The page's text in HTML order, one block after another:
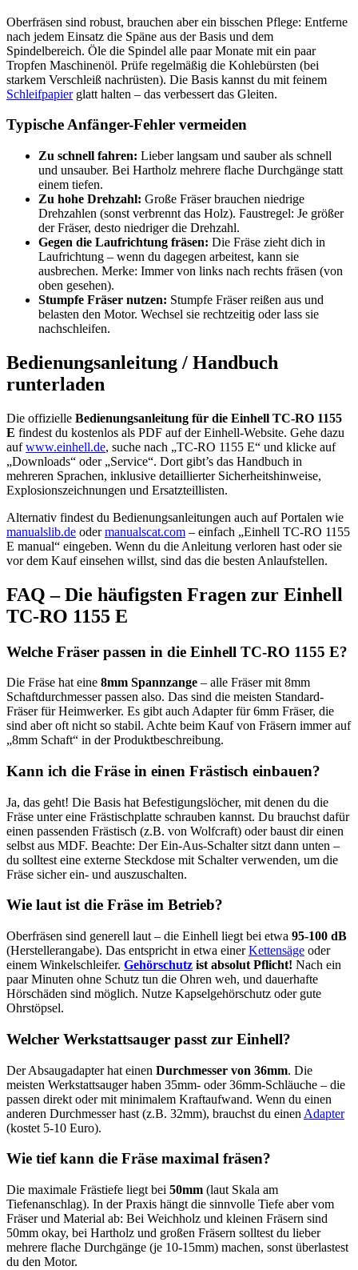
Oberfräsen sind robust, brauchen aber ein bisschen Pflege: Entferne
nach jedem Einsatz die Späne aus der Basis und dem
Spindelbereich. Öle die Spindel alle paar Monate mit ein paar
Tropfen Maschinenöl. Prüfe regelmäßig die Kohlebürsten (bei
starkem Verschleiß nachrüsten). Die Basis kannst du mit feinem
Schleifpapierglatt halten – das verbessert das Gleiten.
Typische Anfänger-Fehler vermeiden
Zu schnell fahren: Lieber langsam und sauber als schnell
und unsauber. Bei Hartholz mehrere flache Durchgänge statt
einem tiefen.
Zu hohe Drehzahl: Große Fräser brauchen niedrige
Drehzahlen (sonst verbrennt das Holz). Faustregel: Je größer
der Fräser, desto niedriger die Drehzahl.
Gegen die Laufrichtung fräsen: Die Fräse zieht dich in
Laufrichtung – wenn du dagegen arbeitest, kann sie
ausbrechen. Merke: Immer von links nach rechts fräsen (von
oben gesehen).
Stumpfe Fräser nutzen: Stumpfe Fräser reißen aus und
belasten den Motor. Wechsel sie rechtzeitig oder lass sie
nachschleifen.
Bedienungsanleitung / Handbuch
runterladen
Die offizielle Bedienungsanleitung für die Einhell TC-RO 1155
E findest du kostenlos als PDF auf der Einhell-Website. Gehe dazu
aufwww.einhell.de, suche nach „TC-RO 1155 E“ und klicke auf
„Downloads“ oder „Service“. Dort gibt’s das Handbuch in
mehreren Sprachen, inklusive detaillierter Sicherheitshinweise,
Explosionszeichnungen und Ersatzteillisten.
Alternativ findest du Bedienungsanleitungen auch auf Portalen wie
manualslib.de odermanualscat.com – einfach „Einhell TC-RO 1155
E manual“ eingeben. Wenn du die Anleitung verloren hast oder sie
vor dem Kauf einsehen willst, sind das die besten Anlaufstellen.
FAQ – Die häufigsten Fragen zur Einhell
TC-RO 1155 E
Welche Fräser passen in die Einhell TC-RO 1155 E?
Die Fräse hat eine 8mm Spannzange – alle Fräser mit 8mm
Schaftdurchmesser passen also. Das sind die meisten Standard-
Fräser für Heimwerker. Es gibt auch Adapter für 6mm Fräser, die
sind aber oft nicht so stabil. Achte beim Kauf von Fräsern immer auf
„8mm Schaft“ in der Produktbeschreibung.
Kann ich die Fräse in einen Frästisch einbauen?
Ja, das geht! Die Basis hat Befestigungslöcher, mit denen du die
Fräse unter eine Frästischplatte schrauben kannst. Du brauchst dafür
einen passenden Frästisch (z.B. von Wolfcraft) oder baust dir einen
selbst aus MDF. Beachte: Der Ein-Aus-Schalter sitzt dann unten –
du solltest eine externe Steckdose mit Schalter verwenden, um die
Fräse sicher ein- und auszuschalten.
Wie laut ist die Fräse im Betrieb?
Oberfräsen sind generell laut – die Einhell liegt bei etwa 95-100 dB
(Herstellerangabe). Das entspricht in etwa einerKettensäge oder
einem Winkelschleifer. Gehörschutz ist absolut Pflicht! Nach ein
paar Minuten ohne Schutz tun die Ohren weh, und dauerhafte
Hörschäden sind möglich. Nutze Kapselgehörschutz oder gute
Ohrstöpsel.
Welcher Werkstattsauger passt zur Einhell?
Der Absaugadapter hat einen Durchmesser von 36mm. Die
meisten Werkstattsauger haben 35mm- oder 36mm-Schläuche – die
passen direkt oder mit minimalem Kraftaufwand. Wenn du einen
anderen Durchmesser hast (z.B. 32mm), brauchst du einen Adapter
(kostet 5-10 Euro).
Wie tief kann die Fräse maximal fräsen?
Die maximale Frästiefe liegt bei 50mm (laut Skala am
Tiefenanschlag). In der Praxis hängt die sinnvolle Tiefe aber vom
Fräser und Material ab: Bei Weichholz und kleinen Fräsern sind
50mm okay, bei Hartholz und großen Fräsern solltest du lieber
mehrere flache Durchgänge (je 10-15mm) machen, sonst überlastest
du den Motor.